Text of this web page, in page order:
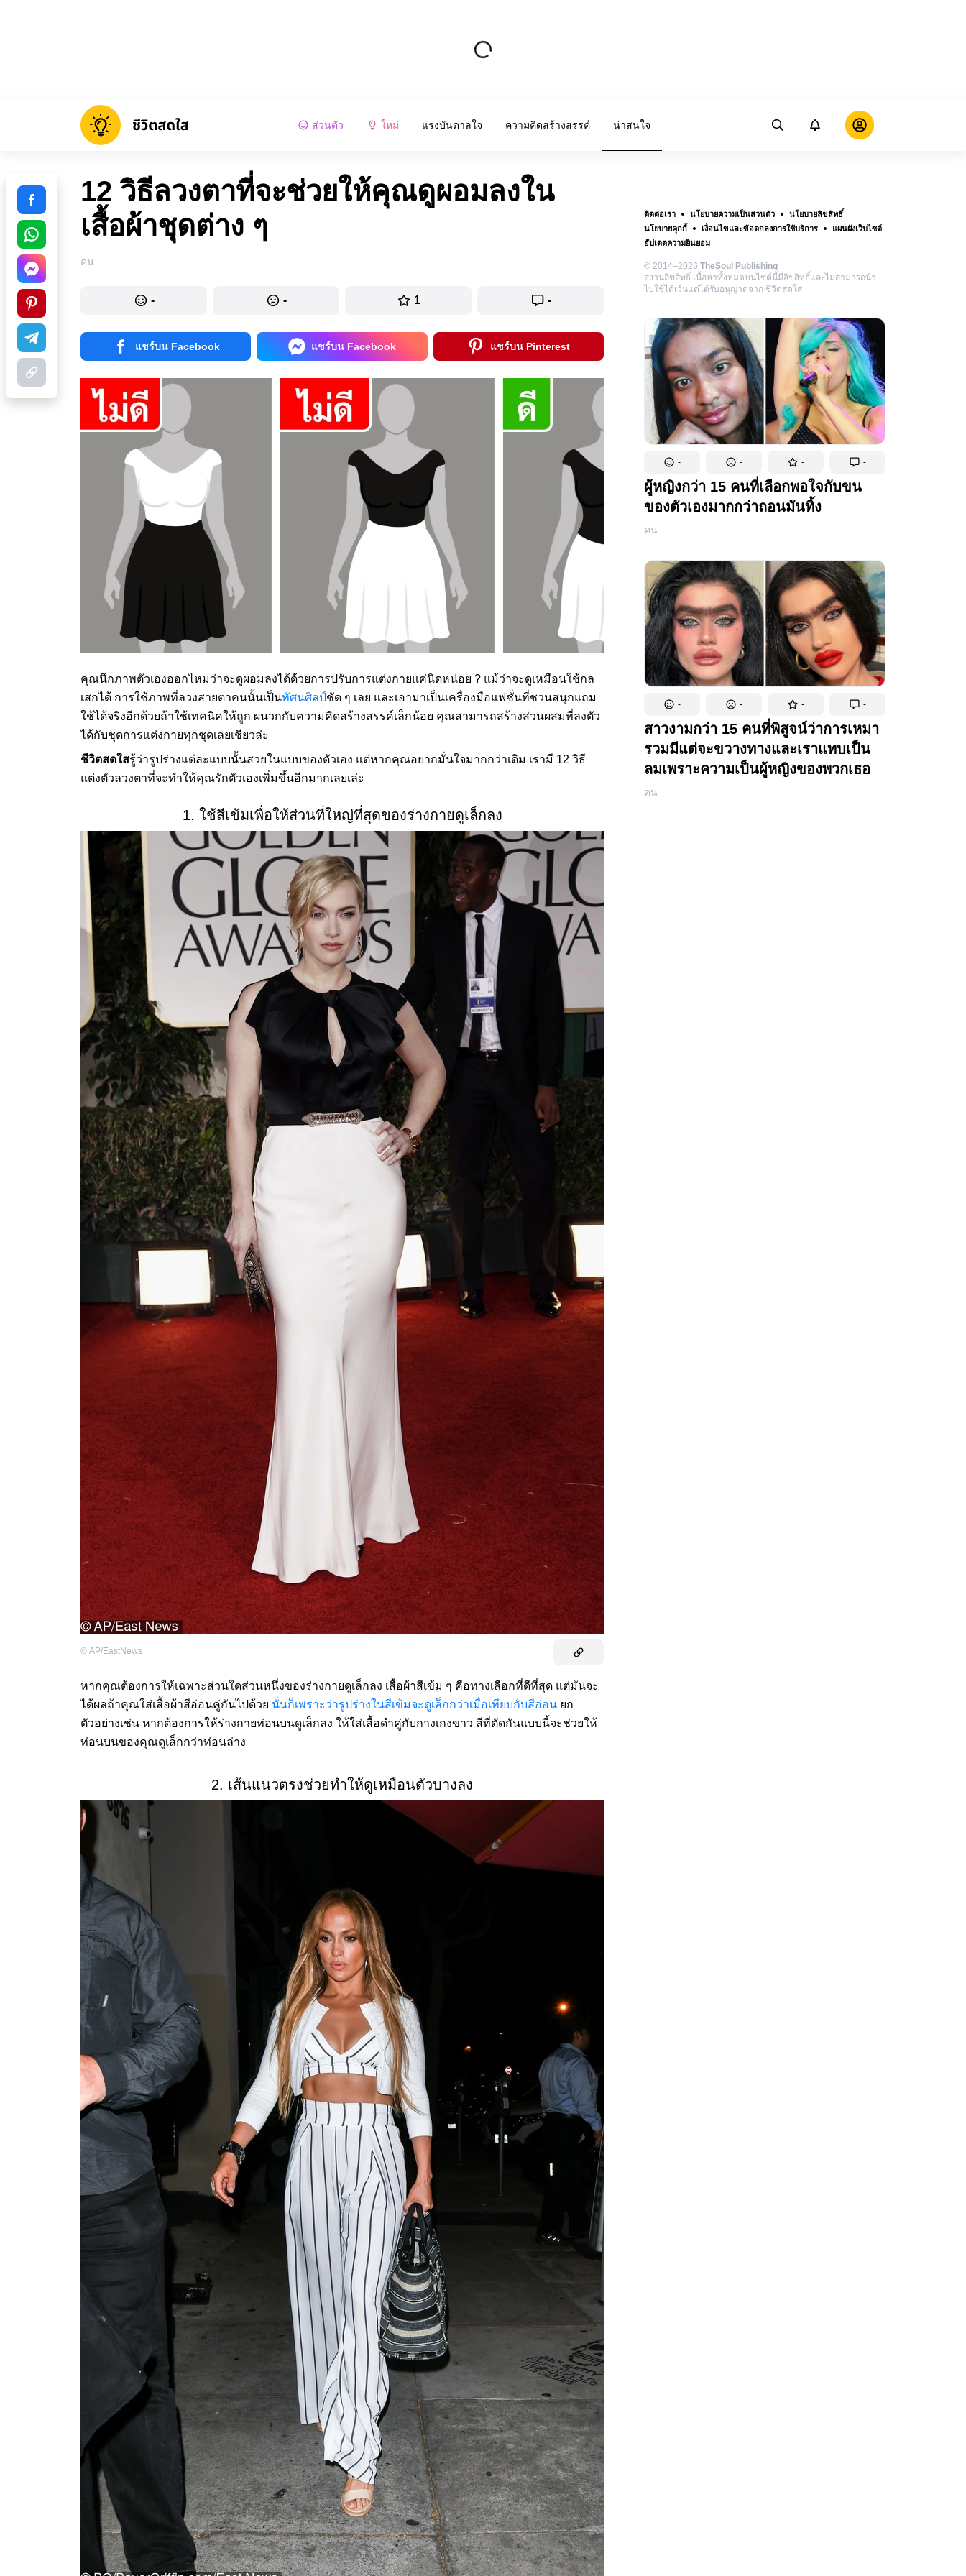
ส่วนตัว ใหม่ แรงบันดาลใจ ความคิดสร้างสรรค์ น่าสนใจ
ติดต่อเรา นโยบายความเป็นส่วนตัว
นโยบายลิขสิทธิ์
นโยบายคุกกี้
เงื่อนไขและข้อตกลงการใช้บริการ
แผนผังเว็บไซต์
อัปเดตความยินยอม
© 2014–2026 TheSoul Publishing
สงวนลิขสิทธิ์ เนื้อหาทั้งหมดบนไซต์นี้มีลิขสิทธิ์และไม่สามารถนำ
ไปใช้ได้เว้นแต่ได้รับอนุญาตจาก ชีวิตสดใส
- - - -
ผู้หญิงกว่า 15 คนที่เลือกพอใจกับขน
ของตัวเองมากกว่าถอนมันทิ้ง
คน
- - - -
สาวงามกว่า 15 คนที่พิสูจน์ว่าการเหมา
รวมมีแต่จะขวางทางและเราแทบเป็น
ลมเพราะความเป็นผู้หญิงของพวกเธอ
คน
12 วิธีลวงตาที่จะช่วยให้คุณดูผอมลงใน
เสื้อผ้าชุดต่าง ๆ
คน
- - 1 -
แชร์บน Facebook แชร์บน Facebook แชร์บน Pinterest
คุณนึกภาพตัวเองออกไหมว่าจะดูผอมลงได้ด้วยการปรับการแต่งกายแค่นิดหน่อย ? แม้ว่าจะดูเหมือนใช้กล
เสกได้ การใช้ภาพที่ลวงสายตาคนนั้นเป็นทัศนศิลป์ชัด ๆ เลย และเอามาเป็นเครื่องมือแฟชั่นที่ชวนสนุกแถม
ใช้ได้จริงอีกด้วยถ้าใช้เทคนิคให้ถูก ผนวกกับความคิดสร้างสรรค์เล็กน้อย คุณสามารถสร้างส่วนผสมที่ลงตัว
ได้กับชุดการแต่งกายทุกชุดเลยเชียวล่ะ
ชีวิตสดใสรู้ว่ารูปร่างแต่ละแบบนั้นสวยในแบบของตัวเอง แต่หากคุณอยากมั่นใจมากกว่าเดิม เรามี 12 วิธี
แต่งตัวลวงตาที่จะทำให้คุณรักตัวเองเพิ่มขึ้นอีกมากเลยเล่ะ
1. ใช้สีเข้มเพื่อให้ส่วนที่ใหญ่ที่สุดของร่างกายดูเล็กลง
© AP/EastNews
หากคุณต้องการให้เฉพาะส่วนใดส่วนหนึ่งของร่างกายดูเล็กลง เสื้อผ้าสีเข้ม ๆ คือทางเลือกที่ดีที่สุด แต่มันจะ
ได้ผลถ้าคุณใส่เสื้อผ้าสีอ่อนคู่กันไปด้วย นั่นก็เพราะว่ารูปร่างในสีเข้มจะดูเล็กกว่าเมื่อเทียบกับสีอ่อน ยก
ตัวอย่างเช่น หากต้องการให้ร่างกายท่อนบนดูเล็กลง ให้ใส่เสื้อดำคู่กับกางเกงขาว สีที่ตัดกันแบบนี้จะช่วยให้
ท่อนบนของคุณดูเล็กกว่าท่อนล่าง
2. เส้นแนวตรงช่วยทำให้ดูเหมือนตัวบางลง